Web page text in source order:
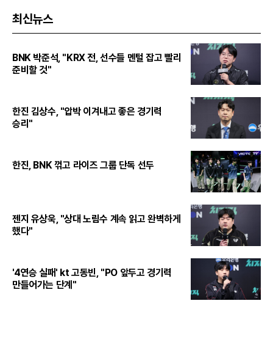
최신뉴스
BNK 박준석, "KRX 전, 선수들 멘털 잡고 빨리
준비할 것"
한진 김상수, "압박 이겨내고 좋은 경기력
승리"
한진, BNK 꺾고 라이즈 그룹 단독 선두
젠지 유상욱, "상대 노림수 계속 읽고 완벽하게
했다"
'4연승 실패' kt 고동빈, "PO 앞두고 경기력
만들어가는 단계"